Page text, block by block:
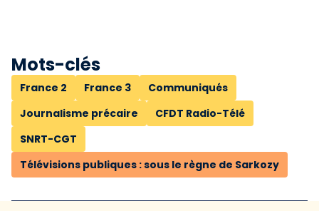
Mots-clés
France 2 France 3
Communiqués
Journalisme précaire
CFDT Radio-Télé
SNRT-CGT
Télévisions publiques : sous le règne de Sarkozy